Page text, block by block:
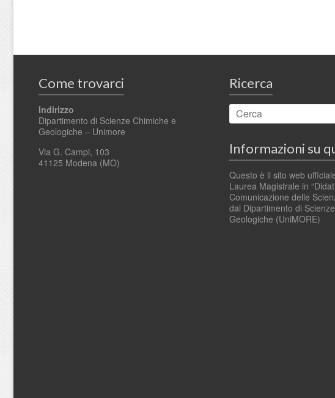
Come trovarci
Indirizzo
Dipartimento di Scienze Chimiche e
Geologiche – Unimore
Via G. Campi, 103
41125 Modena (MO)
Ricerca
Informazioni su
Questo è il sito web
Laurea Magistrale in
Comunicazione delle
dal Dipartimento di
Geologiche (UniMORE)